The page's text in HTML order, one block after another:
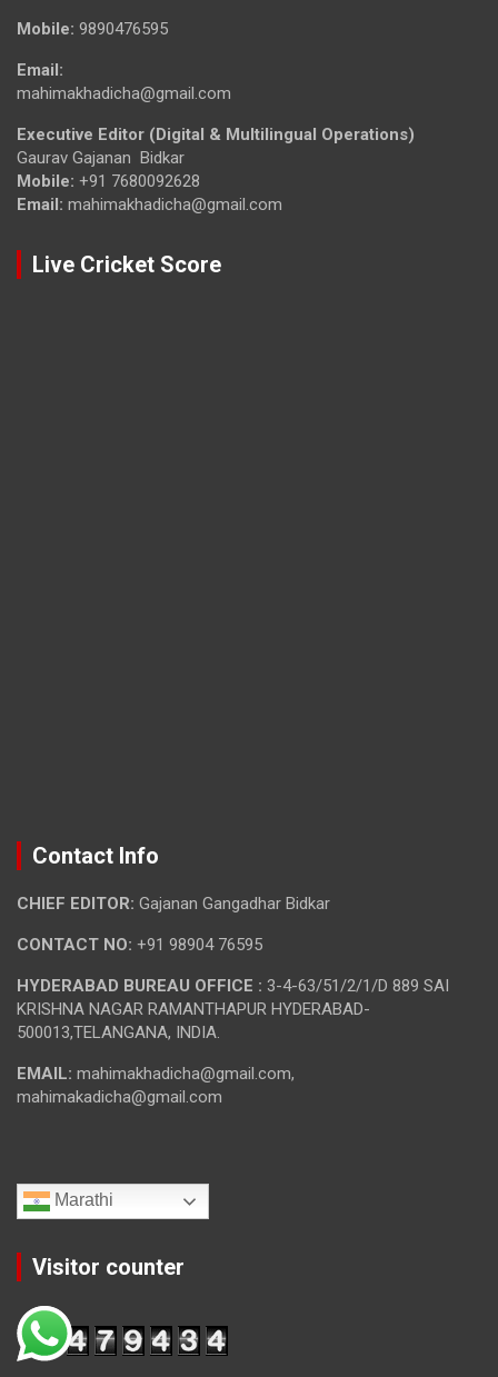
Mobile: 9890476595
Email:
mahimakhadicha@gmail.com
Executive Editor (Digital & Multilingual Operations)
Gaurav Gajanan Bidkar
Mobile: +91 7680092628
Email: mahimakhadicha@gmail.com
Live Cricket Score
Contact Info
CHIEF EDITOR: Gajanan Gangadhar Bidkar
CONTACT NO: +91 98904 76595
HYDERABAD BUREAU OFFICE : 3-4-63/51/2/1/D 889 SAI
KRISHNA NAGAR RAMANTHAPUR HYDERABAD-
500013,TELANGANA, INDIA.
EMAIL: mahimakhadicha@gmail.com,
mahimakadicha@gmail.com
Marathi
Visitor counter